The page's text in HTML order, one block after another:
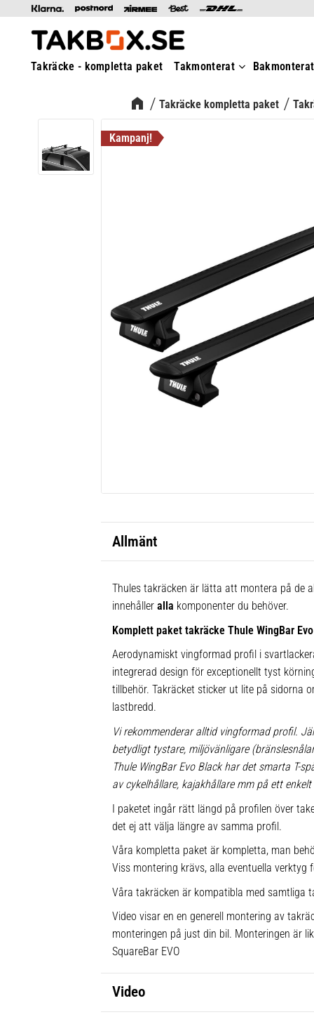
Takräcke - kompletta paket Takmonterat Bakmonterat
Takräcke kompletta paket
Allmänt
Thules takräcken är lätta att montera på de
innehåller alla komponenter du behöver.
Komplett paket takräcke Thule WingBar
Aerodynamiskt vingformad profil i
integrerad design för exceptionellt tyst
tillbehör. Takräcket sticker ut lite på sidorna
lastbredd.
Vi rekommenderar alltid vingformad profil.
betydligt tystare, miljövänligare
Thule WingBar Evo Black har det smarta T-
av cykelhållare, kajakhållare mm på ett
I paketet ingår rätt längd på profilen över
det ej att välja längre av samma profil.
Våra kompletta paket är kompletta, man
Viss montering krävs, alla eventuella verktyg
Våra takräcken är kompatibla med samtliga
Video visar en en generell montering av
monteringen på just din bil. Monteringen är
SquareBar EVO
Video